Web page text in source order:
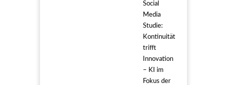
Social
Media
Studie:
Kontinuität
trifft
Innovation
– KI im
Fokus der